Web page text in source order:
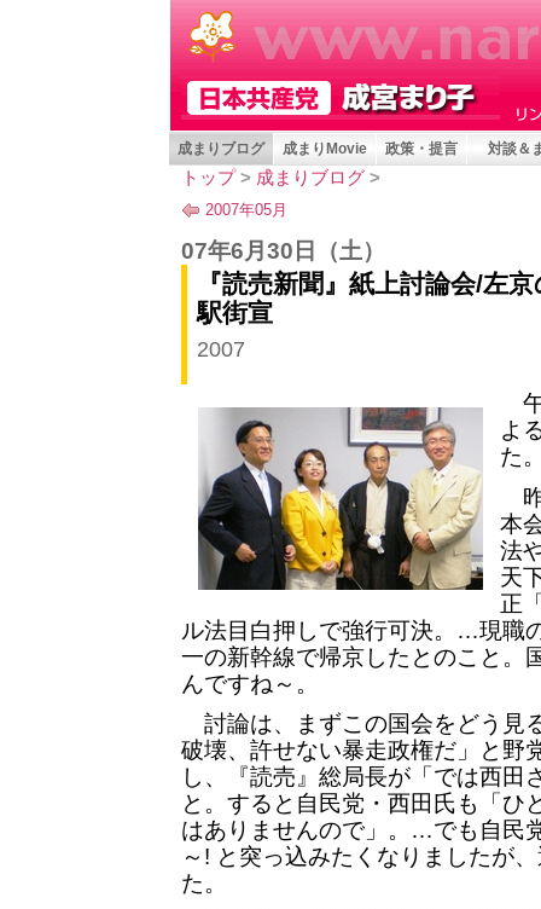
成まりブログ 成まりMovie 政策・提言 対談＆
トップ> 成まりブログ >
2007年05月
07年6月30日 （土）
『読売新聞』紙上討論会/左
駅街宣
2007
午
よ
た
昨
本
法
天
正
ル法目白押しで強行可決。…現職
一の新幹線で帰京したとのこと。
んですね～。
討論は、まずこの国会をどう見
破壊、許せない暴走政権だ」と野
し、『読売』総局長が「では西
と。すると自民党・西田氏も「ひ
はありませんので」。…でも自民
～! と突っ込みたくなりましたが
た。